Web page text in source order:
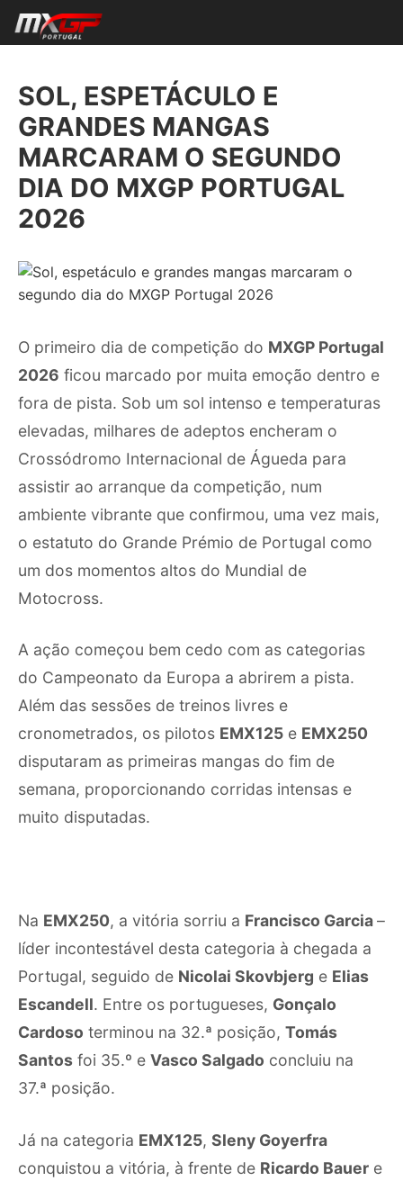
SOL, ESPETÁCULO E
GRANDES MANGAS
MARCARAM O SEGUNDO
DIA DO MXGP PORTUGAL
2026
O primeiro dia de competição do MXGP Portugal
2026 ficou marcado por muita emoção dentro e
fora de pista. Sob um sol intenso e temperaturas
elevadas, milhares de adeptos encheram o
Crossódromo Internacional de Águeda para
assistir ao arranque da competição, num
ambiente vibrante que confirmou, uma vez mais,
o estatuto do Grande Prémio de Portugal como
um dos momentos altos do Mundial de
Motocross.
A ação começou bem cedo com as categorias
do Campeonato da Europa a abrirem a pista.
Além das sessões de treinos livres e
cronometrados, os pilotos EMX125 e EMX250
disputaram as primeiras mangas do fim de
semana, proporcionando corridas intensas e
muito disputadas.
Na EMX250, a vitória sorriu a Francisco Garcia–
líder incontestável desta categoria à chegada a
Portugal, seguido de Nicolai Skovbjerg e Elias
Escandell. Entre os portugueses, Gonçalo
Cardoso terminou na 32.ª posição, Tomás
Santos foi 35.º e Vasco Salgado concluiu na
37.ª posição.
Já na categoria EMX125, Sleny Goyerfra
conquistou a vitória, à frente de Ricardo Bauer e